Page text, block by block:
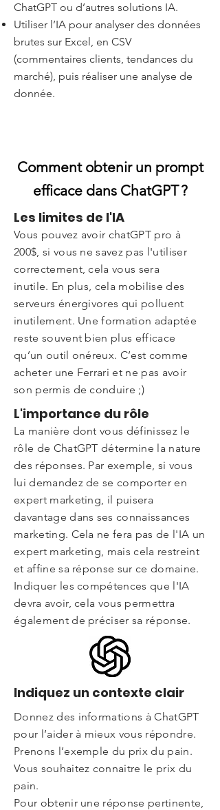
ChatGPT ou d’autres solutions IA.
Utiliser l’IA pour analyser des données
brutes sur Excel, en CSV
(commentaires clients, tendances du
marché), puis réaliser une analyse de
donnée.
Comment obtenir un prompt
efficace dans ChatGPT ?
Les limites de l'IA
Vous pouvez avoir chatGPT pro à
200$, si vous ne savez pas l'utiliser
correctement, cela vous sera
inutile. En plus, cela mobilise des
serveurs énergivores qui polluent
inutilement. Une formation adaptée
reste souvent bien plus efficace
qu’un outil onéreux. C’est comme
acheter une Ferrari et ne pas avoir
son permis de conduire ;)
L'importance du rôle
La manière dont vous définissez le
rôle de ChatGPT détermine la nature
des réponses. Par exemple, si vous
lui demandez de se comporter en
expert marketing, il puisera
davantage dans ses connaissances
marketing. Cela ne fera pas de l'IA un
expert marketing, mais cela restreint
et affine sa réponse sur ce domaine.
Indiquer les compétences que l'IA
devra avoir, cela vous permettra
également de préciser sa réponse.
Indiquez un contexte clair
Donnez des informations à ChatGPT
pour l’aider à mieux vous répondre.
Prenons l’exemple du prix du pain.
Vous souhaitez connaitre le prix du
pain.
Pour obtenir une réponse pertinente,